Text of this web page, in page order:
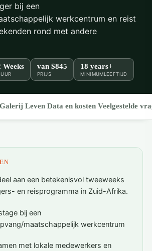
bij een
werkcentrum en reist
rond met andere
Weeks van $845
PRIJS
18 years+
MINIMUMLEEFTIJD
Galerij Leven Data en kosten Veelgestelde
aan een betekenisvol tweeweeks
en reisprogramma in Zuid-Afrika.
bij een
maatschappelijk werkcentrum
met lokale medewerkers en